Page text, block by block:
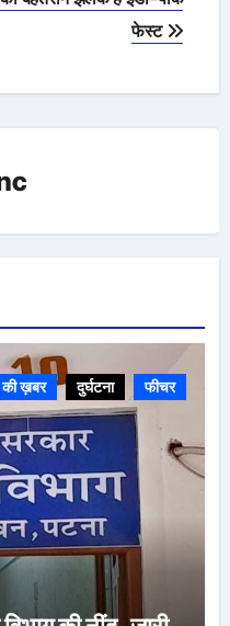
फेस्ट
की ख़बर दुर्घटना फीचर